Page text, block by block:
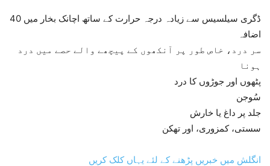
40 ڈگری سیلسیس سے زیادہ درجہ حرارت کے ساتھ اچانک بخار میں
اضافہ
سر درد، خاص طور پر آنکھوں کے پیچھے والے حصے میں درد
ہونا
پٹھوں اور جوڑوں کا درد
سُوجن
جلد پر داغ یا خارش
سستی، کمزوری، اور تھکن
انگلش میں خبریں پڑھنے کے لئے یہاں کلک کریں